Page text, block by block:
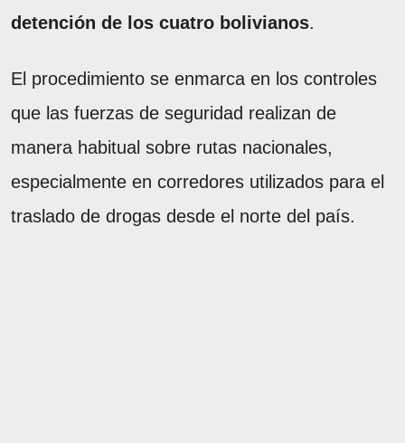
detención de los cuatro bolivianos.
El procedimiento se enmarca en los controles
que las fuerzas de seguridad realizan de
manera habitual sobre rutas nacionales,
especialmente en corredores utilizados para el
traslado de drogas desde el norte del país.